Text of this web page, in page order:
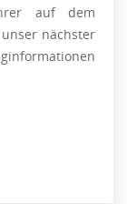
auf dem
nächster